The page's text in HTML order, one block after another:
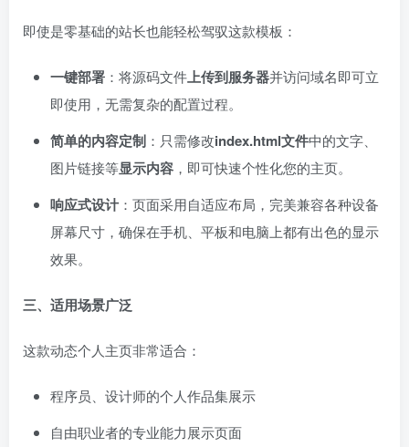
即使是零基础的站长也能轻松驾驭这款模板：
一键部署 ：将源码文件上传到服务器并访问域名即可立
即使用，无需复杂的配置过程。
简单的内容定制 ：只需修改index.html文件中的文字、
图片链接等显示内容 ，即可快速个性化您的主页。
响应式设计：页面采用自适应布局，完美兼容各种设备
屏幕尺寸，确保在手机、平板和电脑上都有出色的显示
效果。
三、适用场景广泛
这款动态个人主页非常适合：
程序员、设计师的个人作品集展示
自由职业者的专业能力展示页面